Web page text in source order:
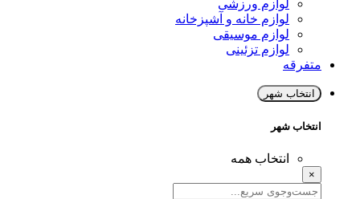
لوازم ورزشی
لوازم خانه و آشپزخانه
لوازم موسیقی
لوازم تزئینی
متفرقه
انتخاب شهر
انتخاب شهر
انتخاب همه
×